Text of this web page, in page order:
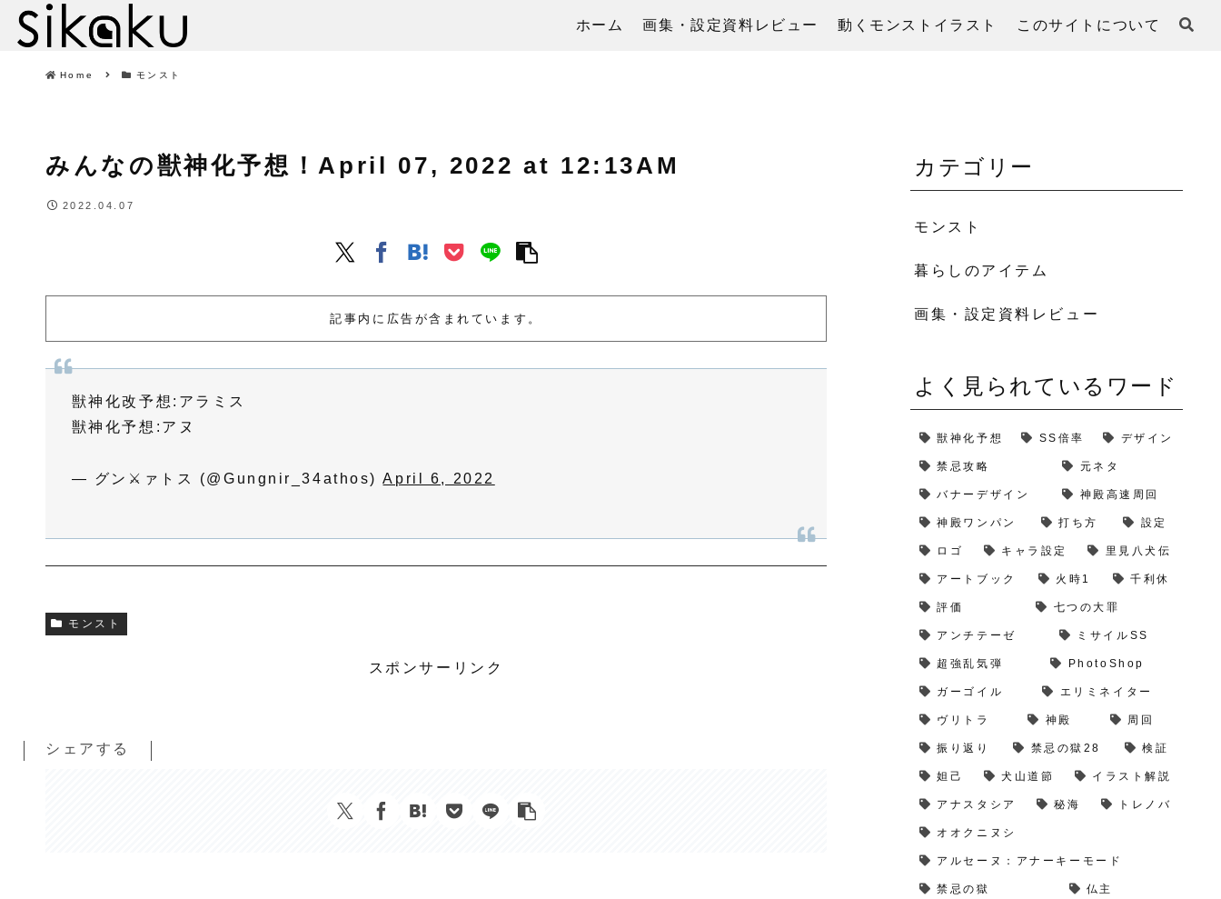
ホーム 画集・設定資料レビュー 動くモンストイラスト このサイトについて
Home モンスト
みんなの獣神化予想！April 07, 2022 at 12:13AM
2022.04.07
記事内に広告が含まれています。
獣神化改予想:アラミス
獣神化予想:アヌ
— グン⚔️ァトス (@Gungnir_34athos)April 6, 2022
モンスト
スポンサーリンク
シェアする
カテゴリー
モンスト
暮らしのアイテム
画集・設定資料レビュー
よく見られているワード
獣神化予想 SS倍率 デザイン
禁忌攻略 元ネタ
バナーデザイン 神殿高速周回
神殿ワンパン 打ち方 設定
ロゴ キャラ設定 里見八犬伝
アートブック 火時1 千利休
評価 七つの大罪
アンチテーゼ ミサイルSS
超強乱気弾 PhotoShop
ガーゴイル エリミネイター
ヴリトラ 神殿 周回
振り返り 禁忌の獄28 検証
妲己 犬山道節 イラスト解説
アナスタシア 秘海 トレノバ
オオクニヌシ
アルセーヌ：アナーキーモード
禁忌の獄 仏主